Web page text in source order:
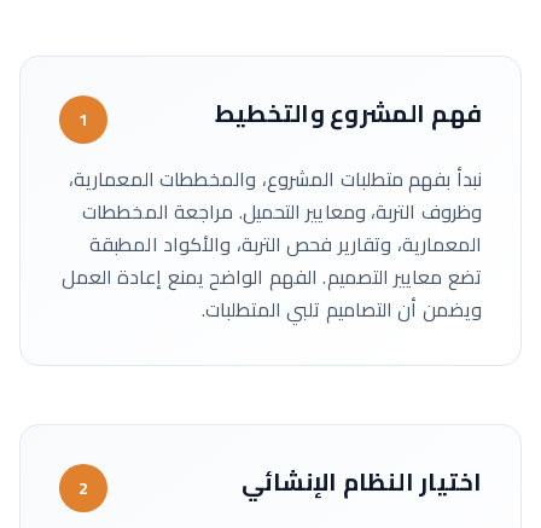
فهم المشروع والتخطيط 1
نبدأ بفهم متطلبات المشروع، والمخططات المعمارية،
وظروف التربة، ومعايير التحميل. مراجعة المخططات
المعمارية، وتقارير فحص التربة، والأكواد المطبقة
تضع معايير التصميم. الفهم الواضح يمنع إعادة العمل
ويضمن أن التصاميم تلبي المتطلبات.
اختيار النظام الإنشائي 2